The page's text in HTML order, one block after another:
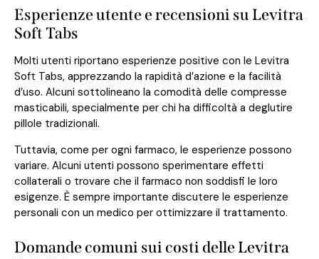
Esperienze utente e recensioni su Levitra
Soft Tabs
Molti utenti riportano esperienze positive con le Levitra
Soft Tabs, apprezzando la rapidità d’azione e la facilità
d’uso. Alcuni sottolineano la comodità delle compresse
masticabili, specialmente per chi ha difficoltà a deglutire
pillole tradizionali.
Tuttavia, come per ogni farmaco, le esperienze possono
variare. Alcuni utenti possono sperimentare effetti
collaterali o trovare che il farmaco non soddisfi le loro
esigenze. È sempre importante discutere le esperienze
personali con un medico per ottimizzare il trattamento.
Domande comuni sui costi delle Levitra